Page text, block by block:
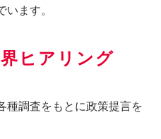
ます。
ヒアリング
種調査をもとに政策提言を